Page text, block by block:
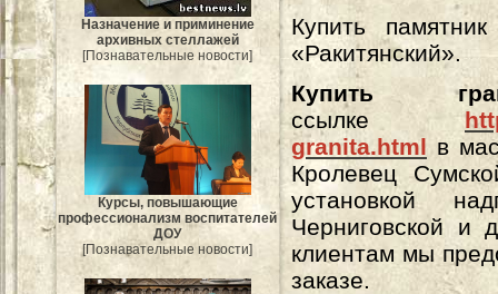
Назначение и приминение
архивных стеллажей
[Познавательные новости]
Курсы, повышающие
профессионализм воспитателей
ДОУ
[Познавательные новости]
Купить
«Ракитянский».
Купить
ссылке
granita.html в
Кролевец
установкой
Черниговской и
клиентам мы
заказе.